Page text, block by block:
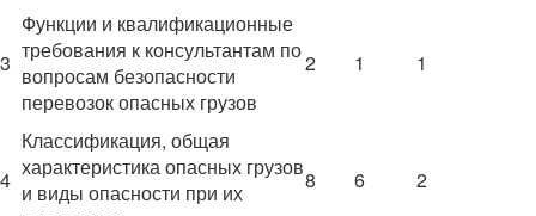
3
Функции и квалификационные
требования к консультантам по
вопросам безопасности
перевозок опасных грузов
2 1 1
4
Классификация, общая
характеристика опасных грузов
и виды опасности при их
8 6 2